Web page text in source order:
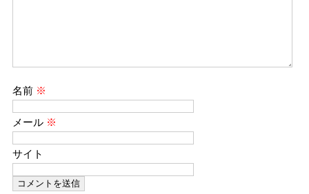
名前 ※
メール ※
サイト